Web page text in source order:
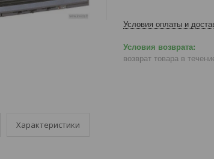
Условия оплаты и
возврат товара в
Характеристики